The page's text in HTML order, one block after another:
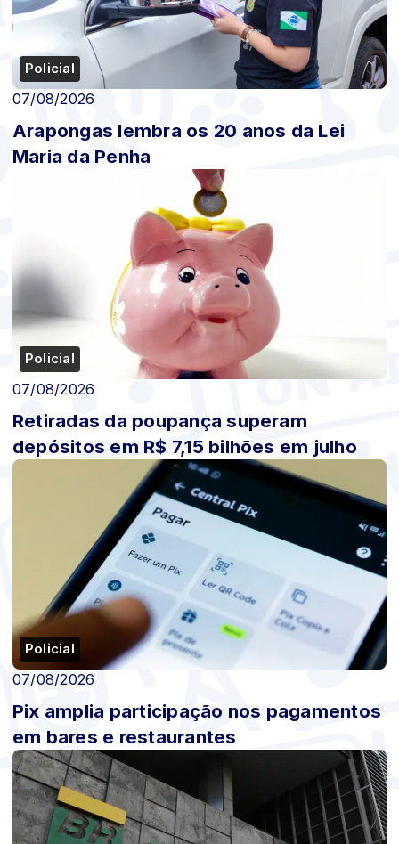
Policial
07/08/2026
Arapongas lembra os 20 anos da Lei
Maria da Penha
Policial
07/08/2026
Retiradas da poupança superam
depósitos em R$ 7,15 bilhões em julho
Policial
07/08/2026
Pix amplia participação nos pagamentos
em bares e restaurantes